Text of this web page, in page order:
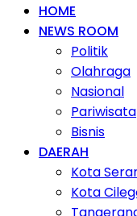
HOME
NEWS ROOM
Politik
Olahraga
Nasional
Pariwisata
Bisnis
DAERAH
Kota
Kota